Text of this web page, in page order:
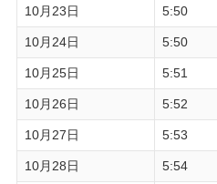
10月23日 5:50
10月24日 5:50
10月25日 5:51
10月26日 5:52
10月27日 5:53
10月28日 5:54